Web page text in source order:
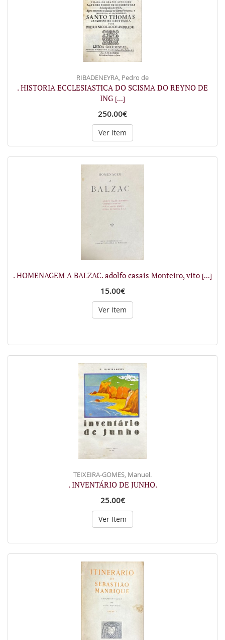
RIBADENEYRA, Pedro de
. HISTORIA ECCLESIASTICA DO SCISMA DO REYNO DE
ING [...]
250.00€
Ver Item
. HOMENAGEM A BALZAC. adolfo casais Monteiro, vito [...]
15.00€
Ver Item
TEIXEIRA-GOMES, Manuel.
. INVENTÁRIO DE JUNHO.
25.00€
Ver Item